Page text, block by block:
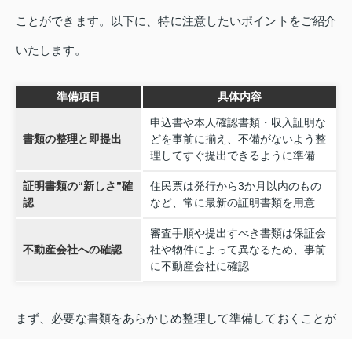
ことができます。以下に、特に注意したいポイントをご紹介
いたします。
準備項目 具体内容
書類の整理と即提出
申込書や本人確認書類・収入証明な
どを事前に揃え、不備がないよう整
理してすぐ提出できるように準備
証明書類の“新しさ”確
認
住民票は発行から3か月以内のもの
など、常に最新の証明書類を用意
不動産会社への確認
審査手順や提出すべき書類は保証会
社や物件によって異なるため、事前
に不動産会社に確認
まず、必要な書類をあらかじめ整理して準備しておくことが